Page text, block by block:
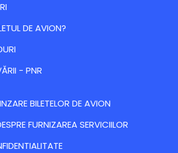
DE AVION?
- PNR
BILETELOR DE AVION
FURNIZAREA SERVICIILOR